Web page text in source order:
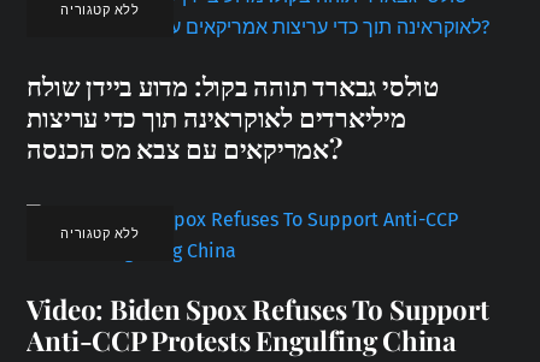
ללא קטגוריה
טולסי גבארד תוהה בקול: מדוע ביידן שולח
מיליארדים לאוקראינה תוך כדי עריצות
אמריקאים עם צבא מס הכנסה?
ללא קטגוריה
Video: Biden Spox Refuses To Support
Anti-CCP Protests Engulfing China